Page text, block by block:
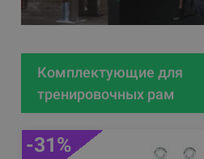
Комплектующие для
тренировочных рам
-31%